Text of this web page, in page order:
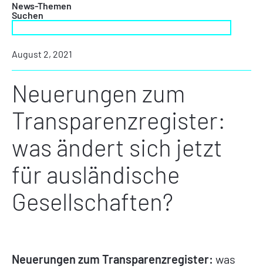
News-Themen
Suchen
August 2, 2021
Neuerungen zum
Transparenzregister:
was ändert sich jetzt
für ausländische
Gesellschaften?
Neuerungen zum Transparenzregister: was